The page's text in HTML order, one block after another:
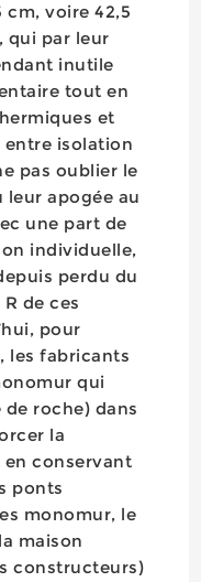
cm, voire 42,5
qui par leur
inutile
tout en
et
isolation
pas oublier le
leur apogée au
une part de
individuelle,
perdu du
de ces
pour
les fabricants
qui
roche) dans
la
conservant
ponts
monomur, le
maison
constructeurs)